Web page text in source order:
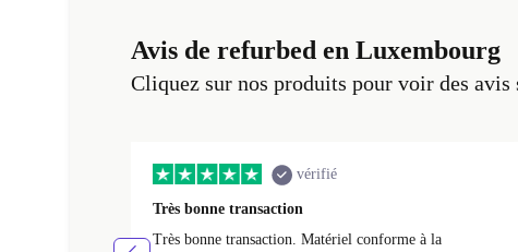
Avis de refurbed en Luxembourg
Cliquez sur nos produits pour voir des avis
vérifié
Très bonne transaction
Très bonne transaction. Matériel conforme à la